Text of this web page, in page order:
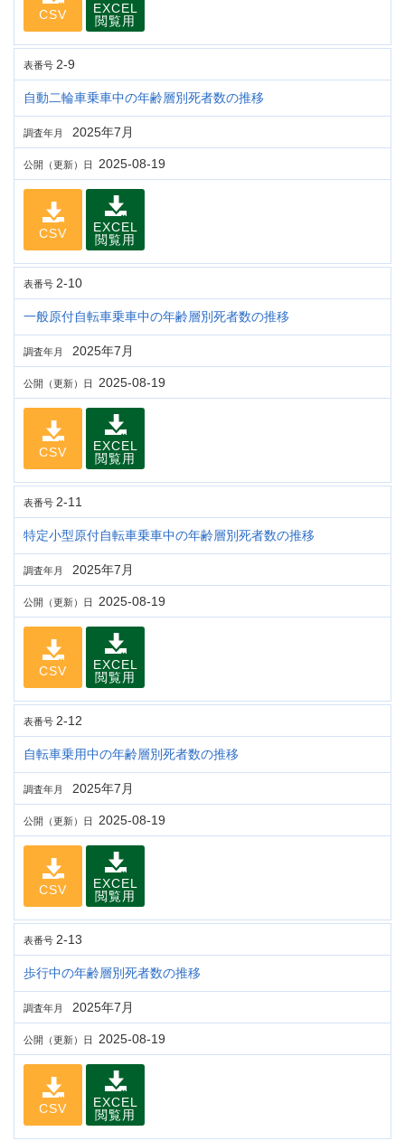
CSV
EXCEL
閲覧用
表番号 2-9
自動二輪車乗車中の年齢層別死者数の推移
調査年月 2025年7月
公開（更新）日 2025-08-19
CSV
EXCEL
閲覧用
表番号 2-10
一般原付自転車乗車中の年齢層別死者数の推移
調査年月 2025年7月
公開（更新）日 2025-08-19
CSV
EXCEL
閲覧用
表番号 2-11
特定小型原付自転車乗車中の年齢層別死者数の推移
調査年月 2025年7月
公開（更新）日 2025-08-19
CSV
EXCEL
閲覧用
表番号 2-12
自転車乗用中の年齢層別死者数の推移
調査年月 2025年7月
公開（更新）日 2025-08-19
CSV
EXCEL
閲覧用
表番号 2-13
歩行中の年齢層別死者数の推移
調査年月 2025年7月
公開（更新）日 2025-08-19
CSV
EXCEL
閲覧用